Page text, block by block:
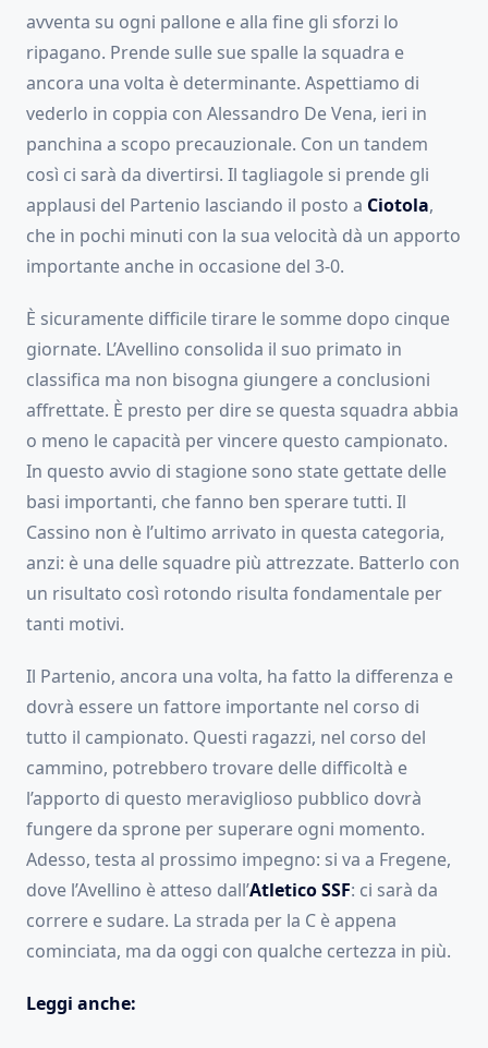
avventa su ogni pallone e alla fine gli sforzi lo
ripagano. Prende sulle sue spalle la squadra e
ancora una volta è determinante. Aspettiamo di
vederlo in coppia con Alessandro De Vena, ieri in
panchina a scopo precauzionale. Con un tandem
così ci sarà da divertirsi. Il tagliagole si prende gli
applausi del Partenio lasciando il posto a Ciotola,
che in pochi minuti con la sua velocità dà un apporto
importante anche in occasione del 3-0.
È sicuramente difficile tirare le somme dopo cinque
giornate. L’Avellino consolida il suo primato in
classifica ma non bisogna giungere a conclusioni
affrettate. È presto per dire se questa squadra abbia
o meno le capacità per vincere questo campionato.
In questo avvio di stagione sono state gettate delle
basi importanti, che fanno ben sperare tutti. Il
Cassino non è l’ultimo arrivato in questa categoria,
anzi: è una delle squadre più attrezzate. Batterlo con
un risultato così rotondo risulta fondamentale per
tanti motivi.
Il Partenio, ancora una volta, ha fatto la differenza e
dovrà essere un fattore importante nel corso di
tutto il campionato. Questi ragazzi, nel corso del
cammino, potrebbero trovare delle difficoltà e
l’apporto di questo meraviglioso pubblico dovrà
fungere da sprone per superare ogni momento.
Adesso, testa al prossimo impegno: si va a Fregene,
dove l’Avellino è atteso dall’Atletico SSF: ci sarà da
correre e sudare. La strada per la C è appena
cominciata, ma da oggi con qualche certezza in più.
Leggi anche: